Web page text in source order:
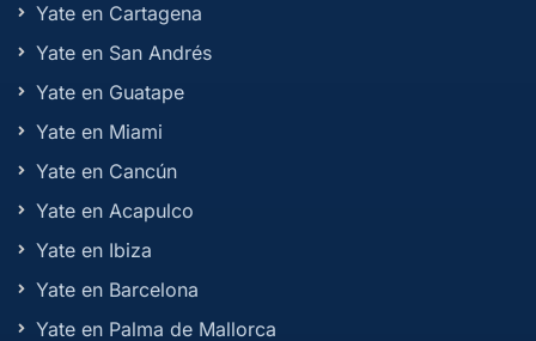
Yate en Cartagena
Yate en San Andrés
Yate en Guatape
Yate en Miami
Yate en Cancún
Yate en Acapulco
Yate en Ibiza
Yate en Barcelona
Yate en Palma de Mallorca